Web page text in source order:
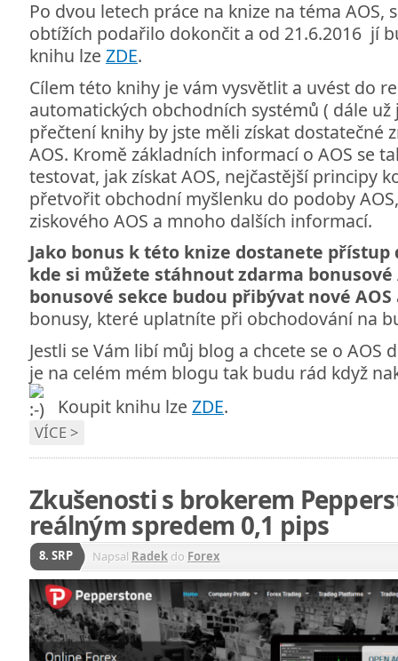
Po dvou letech práce na knize na téma AOS,
obtížích podařilo dokončit a od 21.6.2016 jí
knihu lze ZDE.
Cílem této knihy je vám vysvětlit a uvést do
automatických obchodních systémů ( dále už
přečtení knihy by jste měli získat dostatečné
AOS. Kromě základních informací o AOS se
testovat, jak získat AOS, nejčastější principy
přetvořit obchodní myšlenku do podoby
ziskového AOS a mnoho dalších informací.
Jako bonus k této knize dostanete přístup
kde si můžete stáhnout zdarma bonusové
bonusové sekce budou přibývat nové AOS
bonusy, které uplatníte při obchodování na
Jestli se Vám libí můj blog a chcete se o AOS
je na celém mém blogu tak budu rád když
Koupit knihu lze ZDE.
VÍCE >
Zkušenosti s brokerem
reálným spredem 0,1 pips
8. SRP Napsal Radek do Forex